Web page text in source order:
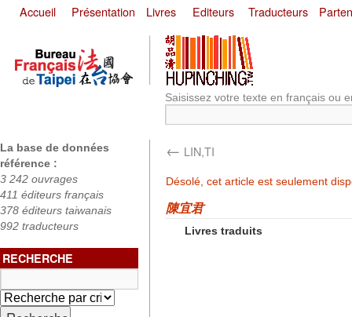
Accueil Présentation Livres Editeurs Traducteurs
Saisissez votre texte en français ou
La base de données
référence :
3 242 ouvrages
411 éditeurs français
378 éditeurs taiwanais
992 traducteurs
RECHERCHE
← LIN,TI
Désolé, cet article est seulement
陳宜君
Livres traduits